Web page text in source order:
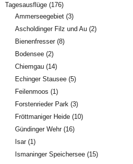
Tagesausflüge (176)
Ammerseegebiet (3)
Ascholdinger Filz und Au (2)
Bienenfresser(8)
Bodensee (2)
Chiemgau (14)
Echinger Stausee (5)
Feilenmoos (1)
Forstenrieder Park (3)
Fröttmaniger Heide (10)
Gündinger Wehr(16)
Isar(1)
Ismaninger Speichersee (15)